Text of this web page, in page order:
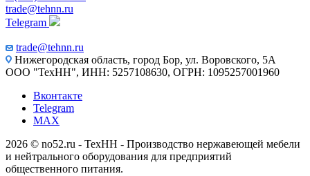
trade@tehnn.ru
Telegram
trade@tehnn.ru
Нижегородская область, город Бор, ул. Воровского, 5А
ООО "ТехНН", ИНН: 5257108630, ОГРН: 1095257001960
Вконтакте
Telegram
MAX
2026 © no52.ru - ТехНН - Производство нержавеющей мебели
и нейтрального оборудования для предприятий
общественного питания.